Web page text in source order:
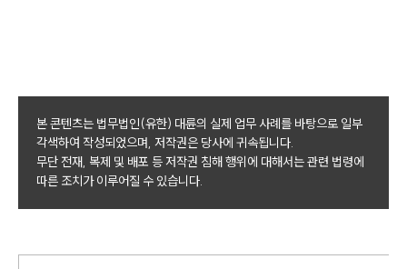
본 콘텐츠는 법무법인(유한) 대륜의 실제 업무 사례를 바탕으로 일부
각색하여 작성되었으며, 저작권은 당사에 귀속됩니다.
무단 전재, 복제 및 배포 등 저작권 침해 행위에 대해서는 관련 법령에
따른 조치가 이루어질 수 있습니다.